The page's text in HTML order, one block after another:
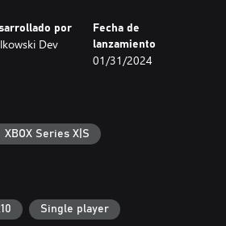
podrás construir la casa de tus
o perseguías mapaches?
por
Dev
Fecha de
lanzamiento
01/31/2024
XBOX Series X|S
Single player